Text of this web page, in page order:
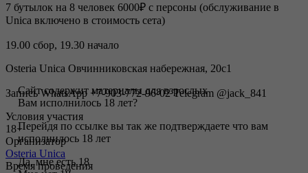
7 бутылок на 8 человек 6000₽ с персоны (обслуживание в
Unica включено в стоимость сета)
19.00 сбор, 19.30 начало
Osteria Unica Овчинниковская набережная, 20с1
Запись WhatsApp +7-903-772-96-02 Telegram @jack_841
Условия участия
18+
Организатор
Osteria Unica
Время проведения
Сайт содержит материалы для взрослых
Вам исполнилось 18 лет?
Перейдя по ссылке вы так же подтверждаете что вам
исполнилось 18 лет
Да, мне есть 18